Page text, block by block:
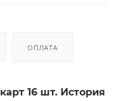
ОПЛАТА
16 шт. История